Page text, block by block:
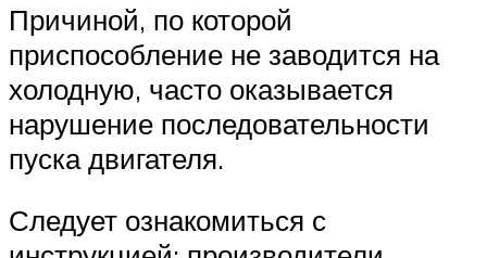
Причиной, по которой
приспособление не заводится на
холодную, часто оказывается
нарушение последовательности
пуска двигателя.
Следует ознакомиться с